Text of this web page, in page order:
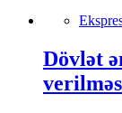
Dövlət